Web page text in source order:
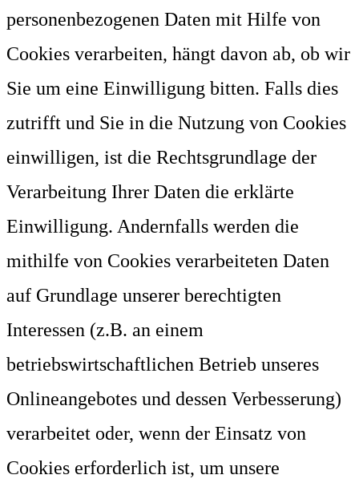
personenbezogenen Daten mit Hilfe von
Cookies verarbeiten, hängt davon ab, ob wir
Sie um eine Einwilligung bitten. Falls dies
zutrifft und Sie in die Nutzung von Cookies
einwilligen, ist die Rechtsgrundlage der
Verarbeitung Ihrer Daten die erklärte
Einwilligung. Andernfalls werden die
mithilfe von Cookies verarbeiteten Daten
auf Grundlage unserer berechtigten
Interessen (z.B. an einem
betriebswirtschaftlichen Betrieb unseres
Onlineangebotes und dessen Verbesserung)
verarbeitet oder, wenn der Einsatz von
Cookies erforderlich ist, um unsere